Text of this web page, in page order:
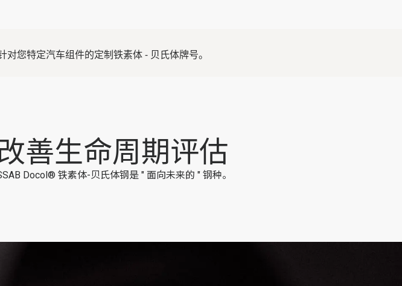
您特定汽车组件的定制铁素体 - 贝氏体牌号。
善生命周期评估
Docol® 铁素体-贝氏体钢是 " 面向未来的 " 钢种。